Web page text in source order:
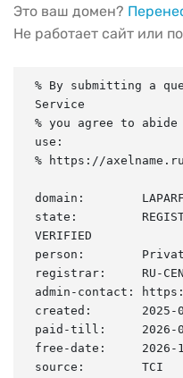
Это ваш домен?
Не работает сайт или
% By submitting a
Service
% you agree to
use:
% https://
domain:
state:
VERIFIED
person:
registrar:     RU-
admin-contact:
created:       2025-
paid-till:     2026-
free-date:     2026-
source:        TCI